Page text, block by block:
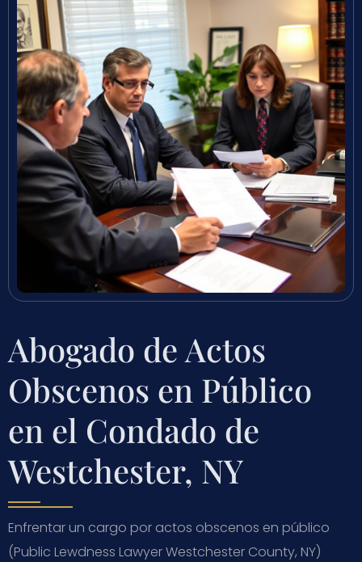
Abogado de Actos
Obscenos en Público
en el Condado de
Westchester, NY
Enfrentar un cargo por actos obscenos en público
(Public Lewdness Lawyer Westchester County, NY)